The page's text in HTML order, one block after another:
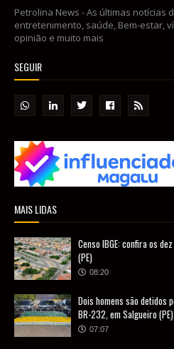
Petrolina News - As últimas notícias
entretenimento, saúde, Bem-estar,
opinião e muito mais
SEGUIR
MAIS LIDAS
Censo IBGE: confira os
(PE)
08:20
Dois homens são detidos
BR-232, em Salgueiro (PE)
07:07